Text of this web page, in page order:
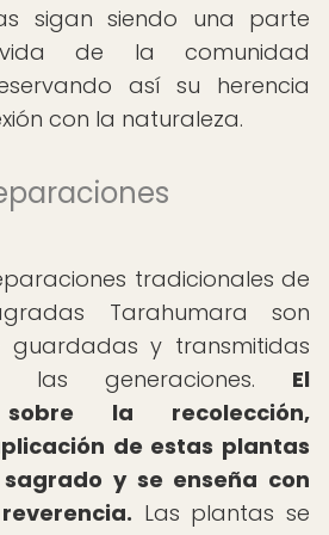
sigan siendo una parte
de la comunidad
así su herencia
con la naturaleza.
tradicionales de
Tarahumara son
guardadas y transmitidas
generaciones. El
sobre la recolección,
de estas plantas
y se enseña con
Las plantas se